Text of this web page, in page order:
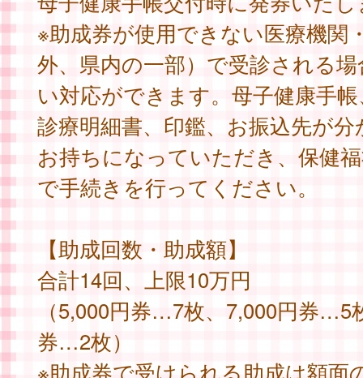
※助成券が使用できない医療機関
外、県内の一部）で受診される
い対応ができます。母子健康手
診療明細書、印鑑、お振込先が
お持ちになっていただき、保健
で手続きを行ってください。
【助成回数・助成額】
合計14回、上限10万円
（5,000円券…7枚、7,000円券…5
券…2枚）
※助成券で受けられる助成は額面